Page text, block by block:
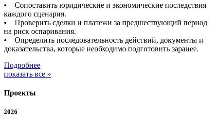
• Сопоставить юридические и экономические последствия
каждого сценария.
• Проверить сделки и платежи за предшествующий период
на риск оспаривания.
• Определить последовательность действий, документы и
доказательства, которые необходимо подготовить заранее.
Подробнее
показать все »
Проекты
2026